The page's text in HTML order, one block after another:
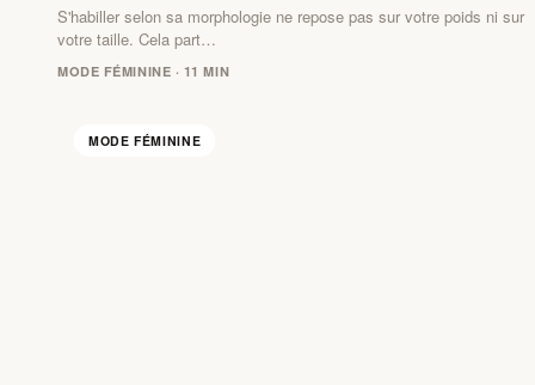
S'habiller selon sa morphologie ne repose pas sur votre poids ni sur
votre taille. Cela part…
MODE FÉMININE · 11 MIN
MODE FÉMININE